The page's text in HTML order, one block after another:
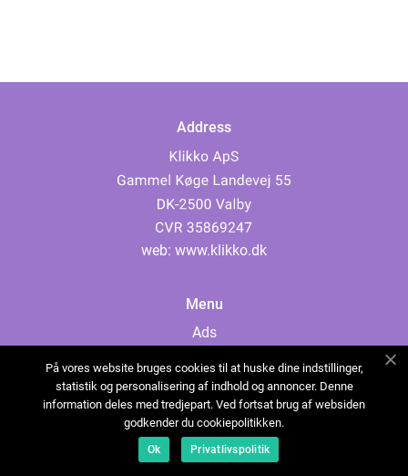
Address
web: www.klikko.dk
Menu
Ads
Cookies
Contact
Sitemap
På vores website bruges cookies til at huske dine indstillinger,
statistik og personalisering af indhold og annoncer. Denne
information deles med tredjepart. Ved fortsat brug af websiden
godkender du cookiepolitikken.
Ok Privatlivspolitik